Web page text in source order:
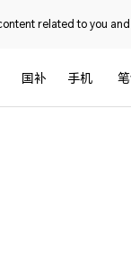
related to you
国补 手机